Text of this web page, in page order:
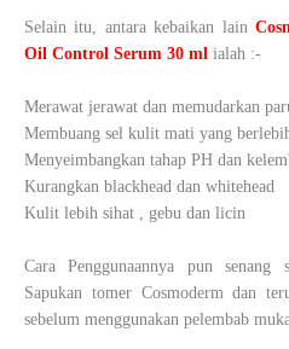
Selain itu, antara kebaikan lain
Oil Control Serum 30 ml ialah :-
Merawat jerawat dan memudarkan
Membuang sel kulit mati yang
Menyeimbangkan tahap PH dan
Kurangkan blackhead dan whitehead
Kulit lebih sihat , gebu dan licin
Cara Penggunaannya pun senang
Sapukan tomer Cosmoderm dan
sebelum menggunakan pelembab